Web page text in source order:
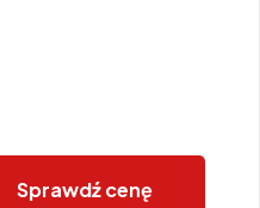
Sprawdź cenę